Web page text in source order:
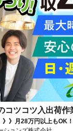
コツコツ入出荷作
》》月28万円以上もOK